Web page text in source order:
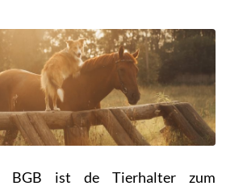
BGB ist de Tierhalter zum